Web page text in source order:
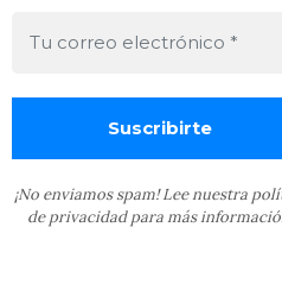
¡No enviamos spam! Lee nuestra
de privacidadpara más